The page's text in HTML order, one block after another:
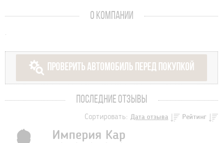
О КОМПАНИИ
.
ПРОВЕРИТЬ АВТОМОБИЛЬ ПЕРЕД ПОКУПКОЙ
ПОСЛЕДНИЕ ОТЗЫВЫ
Сортировать: Дата отзыва Рейтинг
Империя Кар